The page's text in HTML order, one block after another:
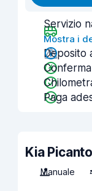
Servizio
Mostra i
Deposito
Paga
Kia Picanto
Manuale